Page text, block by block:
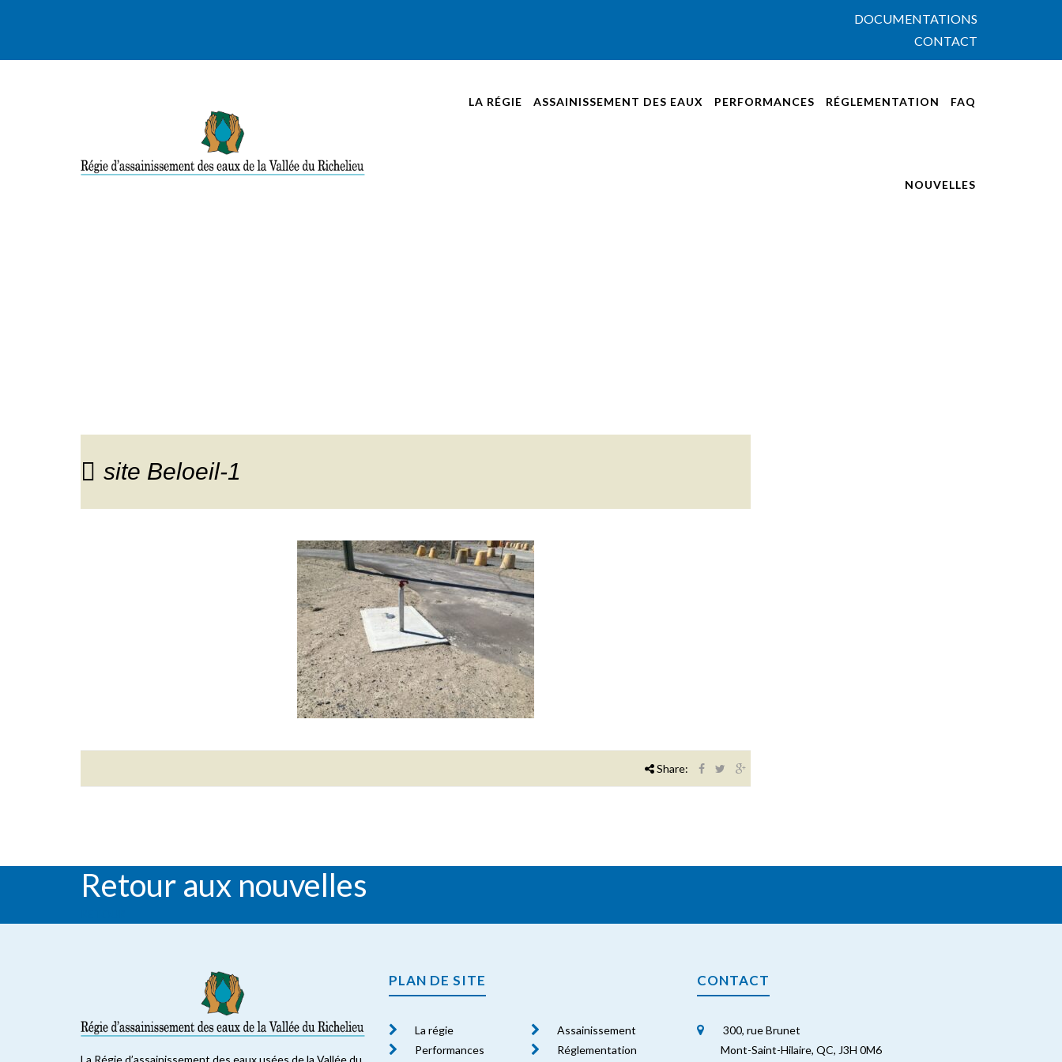
DOCUMENTATIONS
CONTACT
LA RÉGIE ASSAINISSEMENT DES EAUX PERFORMANCES RÉGLEMENTATION FAQ
NOUVELLES
site Beloeil-1
Share:
Retour aux nouvelles
La Régie d’assainissement des eaux usées de la Vallée du
PLAN DE SITE
La régie
Assainissement
Performances
Réglementation
CONTACT
300, rue Brunet
Mont-Saint-Hilaire, QC, J3H 0M6